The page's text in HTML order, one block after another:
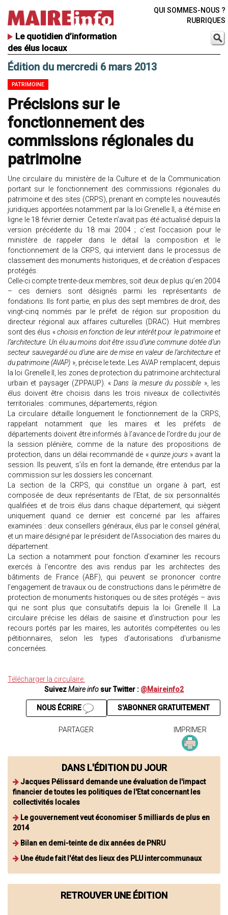
Le quotidien d’information
des élus locaux
QUI SOMMES-NOUS ?
RUBRIQUES
Édition du mercredi 6 mars 2013
PATRIMOINE
Précisions sur le
fonctionnement des
commissions régionales du
patrimoine
Une circulaire du ministère de la Culture et de la Communication
portant sur le fonctionnement des commissions régionales du
patrimoine et des sites (CRPS), prenant en compte les nouveautés
juridiques apportées notamment par la loi Grenelle II, a été mise en
ligne le 18 février dernier. Ce texte n’avait pas été actualisé depuis la
version précédente du 18 mai 2004 ; c’est l’occasion pour le
ministère de rappeler dans le détail la composition et le
fonctionnement de la CRPS, qui intervient dans le processus de
classement des monuments historiques, et de création d’espaces
protégés.
Celle-ci compte trente-deux membres, soit deux de plus qu’en 2004
– ces derniers sont désignés parmi les représentants de
fondations. Ils font partie, en plus des sept membres de droit, des
vingt-cinq nommés par le préfet de région sur proposition du
directeur régional aux affaires culturelles (DRAC). Huit membres
sont des élus «choisis en fonction de leur intérêt pour le patrimoine et
l’architecture. Un élu au moins doit être issu d’une commune dotée d’un
secteur sauvegardé ou d’une aire de mise en valeur de l’architecture et
du patrimoine (AVAP) », précise le texte. Les AVAP remplacent, depuis
la loi Grenelle II, les zones de protection du patrimoine architectural
urbain et paysager (ZPPAUP). «Dans la mesure du possible », les
élus doivent être choisis dans les trois niveaux de collectivités
territoriales : communes, départements, région.
La circulaire détaille longuement le fonctionnement de la CRPS,
rappelant notamment que les maires et les préfets de
départements doivent être informés à l’avance de l’ordre du jour de
la session plénière, comme de la nature des propositions de
protection, dans un délai recommandé de « quinze jours» avant la
session. Ils peuvent, s’ils en font la demande, être entendus par la
commission sur les dossiers les concernant.
La section de la CRPS, qui constitue un organe à part, est
composée de deux représentants de l’Etat, de six personnalités
qualifiées et de trois élus dans chaque département, qui siègent
uniquement quand ce dernier est concerné par les affaires
examinées : deux conseillers généraux, élus par le conseil général,
et un maire désigné par le président de l’Association des maires du
département.
La section a notamment pour fonction d’examiner les recours
exercés à l'encontre des avis rendus par les architectes des
bâtiments de France (ABF), qui peuvent se prononcer contre
l’engagement de travaux ou de constructions dans le périmètre de
protection de monuments historiques ou de sites protégés – avis
qui ne sont plus que consultatifs depuis la loi Grenelle II. La
circulaire précise les délais de saisine et d’instruction pour les
recours portés par les maires, les autorités compétentes ou les
pétitionnaires, selon les types d’autorisations d’urbanisme
concernées.
Télécharger la circulaire.
SuivezMaire info sur Twitter : @Maireinfo2
S'ABONNER GRATUITEMENT
NOUS ÉCRIRE
PARTAGER IMPRIMER
DANS L'ÉDITION DU JOUR
Jacques Pélissard demande une évaluation de l'impact
financier de toutes les politiques de l'Etat concernant les
collectivités locales
Le gouvernement veut économiser 5 milliards de plus en
2014
Bilan en demi-teinte de dix années de PNRU
Une étude fait l'état des lieux des PLU intercommunaux
RETROUVER UNE ÉDITION